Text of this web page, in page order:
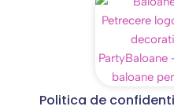
Politica de